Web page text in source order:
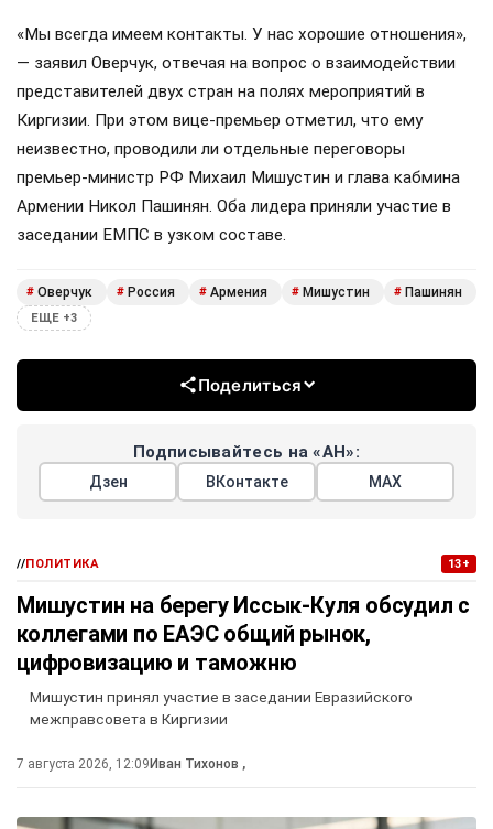
«Мы всегда имеем контакты. У нас хорошие отношения»,
— заявил Оверчук, отвечая на вопрос о взаимодействии
представителей двух стран на полях мероприятий в
Киргизии. При этом вице-премьер отметил, что ему
неизвестно, проводили ли отдельные переговоры
премьер-министр РФ Михаил Мишустин и глава кабмина
Армении Никол Пашинян. Оба лидера приняли участие в
заседании ЕМПС в узком составе.
# Оверчук # Россия # Армения # Мишустин # Пашинян
ЕЩЕ +3
Поделиться
Подписывайтесь на «АН»:
Дзен ВКонтакте МАХ
//ПОЛИТИКА 13+
Мишустин на берегу Иссык-Куля обсудил с
коллегами по ЕАЭС общий рынок,
цифровизацию и таможню
Мишустин принял участие в заседании Евразийского
межправсовета в Киргизии
7 августа 2026, 12:09 Иван Тихонов ,